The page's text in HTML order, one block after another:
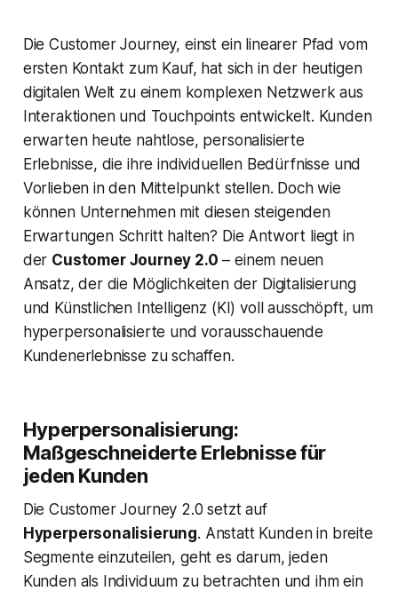
Die Customer Journey, einst ein linearer Pfad vom
ersten Kontakt zum Kauf, hat sich in der heutigen
digitalen Welt zu einem komplexen Netzwerk aus
Interaktionen und Touchpoints entwickelt. Kunden
erwarten heute nahtlose, personalisierte
Erlebnisse, die ihre individuellen Bedürfnisse und
Vorlieben in den Mittelpunkt stellen. Doch wie
können Unternehmen mit diesen steigenden
Erwartungen Schritt halten? Die Antwort liegt in
der Customer Journey 2.0 – einem neuen
Ansatz, der die Möglichkeiten der Digitalisierung
und Künstlichen Intelligenz (KI) voll ausschöpft, um
hyperpersonalisierte und vorausschauende
Kundenerlebnisse zu schaffen.
Hyperpersonalisierung:
Maßgeschneiderte Erlebnisse für
jeden Kunden
Die Customer Journey 2.0 setzt auf
Hyperpersonalisierung. Anstatt Kunden in breite
Segmente einzuteilen, geht es darum, jeden
Kunden als Individuum zu betrachten und ihm ein